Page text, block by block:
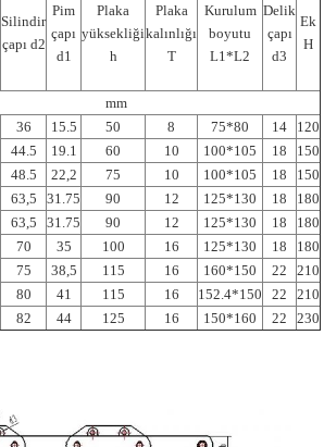
Silindir
çapı d2
Pim
çapı
d1
Plaka
yüksekliği
h
Plaka
kalınlığı
T
Kurulum
boyutu
L1*L2
Delik
çapı
d3
Ek
H
mm
36 15.5 50 8 75*80 14
120
44.5 19.1 60 10 100*105 18
150
48.5 22,2 75 10 100*105 18
150
63,5 31.75 90 12 125*130 18
180
63,5 31.75 90 12 125*130 18
180
70 35 100 16 125*130 18
180
75 38,5 115 16 160*150 22
210
80 41 115 16 152.4*150 22
210
82 44 125 16 150*160 22 230